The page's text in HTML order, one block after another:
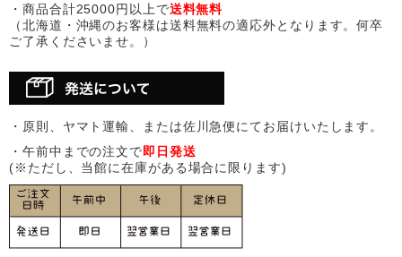
・商品合計25000円以上で送料無料
（北海道・沖縄のお客様は送料無料の適応外となります。何卒
ご了承くださいませ。）
・原則、ヤマト運輸、または佐川急便にてお届けいたします。
・午前中までの注文で即日発送
(※ただし、当館に在庫がある場合に限ります)